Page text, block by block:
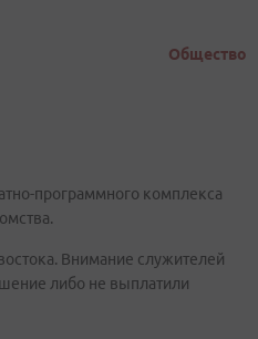
Общество
программного комплекса
Внимание служителей
либо не выплатили